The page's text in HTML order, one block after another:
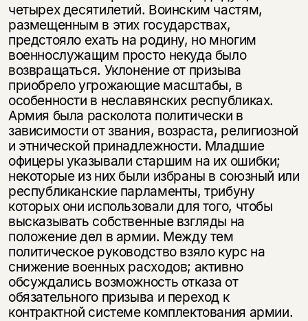
четырех десятилетий. Воинским частям,
размещенным в этих государствах,
предстояло ехать на родину, но многим
военнослужащим просто некуда было
возвращаться. Уклонение от призыва
приобрело угрожающие масштабы, в
особенности в неславянских республиках.
Армия была расколота политически в
зависимости от звания, возраста, религиозной
и этнической принадлежности. Младшие
офицеры указывали старшим на их ошибки;
некоторые из них были избраны в союзный или
республиканские парламенты, трибуну
которых они использовали для того, чтобы
высказывать собственные взгляды на
положение дел в армии. Между тем
политическое руководство взяло курс на
снижение военных расходов; активно
обсуждались возможность отказа от
обязательного призыва и переход к
контрактной системе комплектования армии.